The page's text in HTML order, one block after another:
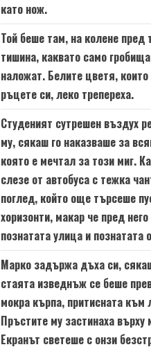
като нож.
Той беше там, на колене пред
тишина, каквато само
наложат. Белите цветя,
ръцете си, леко трепереха.
Студеният сутрешен въздух
му, сякаш го наказваше за
която е мечтал за този миг.
слезе от автобуса с тежка
поглед, който още търсеше
хоризонти, макар че пред
познатата улица и познатата
Марко задържа дъха си,
стаята изведнъж се беше
мокра кърпа, притисната към
Пръстите му застинаха върху
Екранът светеше с онзи